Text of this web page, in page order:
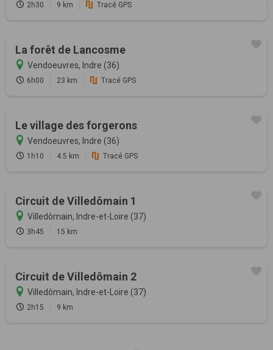
2h30 9 km Tracé GPS
La forêt de Lancosme
Vendoeuvres, Indre (36)
6h00 23 km Tracé GPS
Le village des forgerons
Vendoeuvres, Indre (36)
1h10 4.5 km Tracé GPS
Circuit de Villedômain 1
Villedômain, Indre-et-Loire (37)
3h45 15 km
Circuit de Villedômain 2
Villedômain, Indre-et-Loire (37)
2h15 9 km